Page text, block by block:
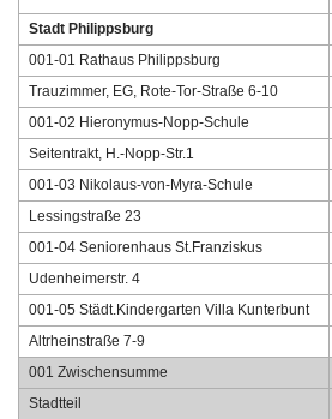
Stadt Philippsburg
001-01 Rathaus Philippsburg
Trauzimmer, EG, Rote-Tor-Straße 6-10
001-02 Hieronymus-Nopp-Schule
Seitentrakt, H.-Nopp-Str.1
001-03 Nikolaus-von-Myra-Schule
Lessingstraße 23
001-04 Seniorenhaus St.Franziskus
Udenheimerstr. 4
001-05 Städt.Kindergarten Villa Kunterbunt
Altrheinstraße 7-9
001 Zwischensumme
Stadtteil